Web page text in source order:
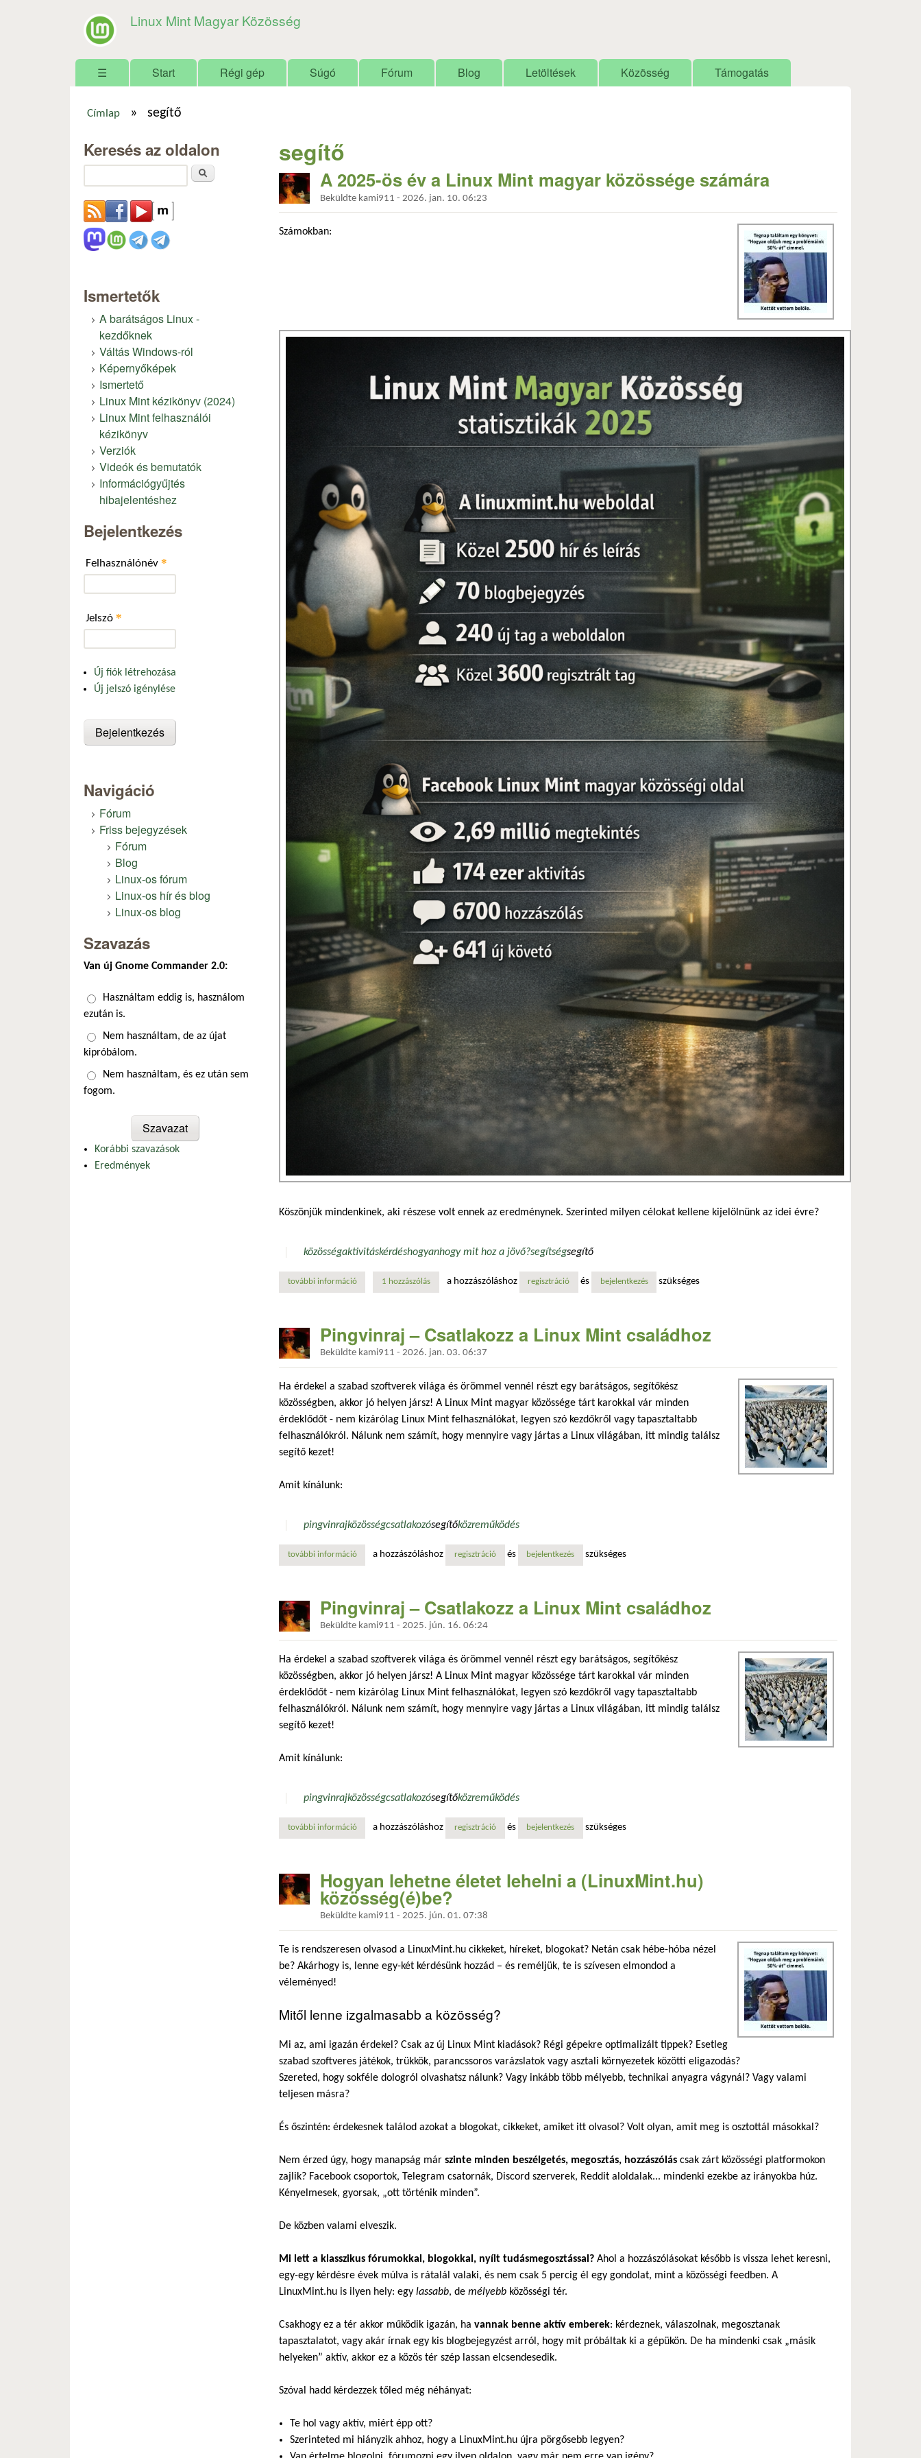
Linux Mint Magyar Közösség
Főmenü
☰ Start Régi gép Súgó Fórum Blog Letöltések Közösség Támogatás
Címlap » segítő
segítő
A 2025-ös év a Linux Mint magyar közössége számára
Beküldte kami911 - 2026. jan. 10. 06:23
Számokban:
Köszönjük mindenkinek, aki részese volt ennek az eredménynek. Szerinted milyen célokat kellene kijelölnünk az idei évre?
közösségaktivitáskérdéshogyanhogy mit hoz a jövő?segítségsegítő
további információa 2025-ös év a linux mint magyar közössége számára tartalommal kapcsolatosan
1 hozzászólás a hozzászóláshoz regisztráció és bejelentkezés szükséges
Pingvinraj – Csatlakozz a Linux Mint családhoz
Beküldte kami911 - 2026. jan. 03. 06:37
Ha érdekel a szabad szoftverek világa és örömmel vennél részt egy barátságos, segítőkész
közösségben, akkor jó helyen jársz! A Linux Mint magyar közössége tárt karokkal vár minden
érdeklődőt - nem kizárólag Linux Mint felhasználókat, legyen szó kezdőkről vagy tapasztaltabb
felhasználókról. Nálunk nem számít, hogy mennyire vagy jártas a Linux világában, itt mindig találsz
segítő kezet!
Amit kínálunk:
pingvinrajközösségcsatlakozósegítőközreműködés
további információpingvinraj – csatlakozz a linux mint családhoz tartalommal kapcsolatosan
a hozzászóláshoz regisztráció és bejelentkezés szükséges
Pingvinraj – Csatlakozz a Linux Mint családhoz
Beküldte kami911 - 2025. jún. 16. 06:24
Ha érdekel a szabad szoftverek világa és örömmel vennél részt egy barátságos, segítőkész
közösségben, akkor jó helyen jársz! A Linux Mint magyar közössége tárt karokkal vár minden
érdeklődőt - nem kizárólag Linux Mint felhasználókat, legyen szó kezdőkről vagy tapasztaltabb
felhasználókról. Nálunk nem számít, hogy mennyire vagy jártas a Linux világában, itt mindig találsz
segítő kezet!
Amit kínálunk:
pingvinrajközösségcsatlakozósegítőközreműködés
további információpingvinraj – csatlakozz a linux mint családhoz tartalommal kapcsolatosan
a hozzászóláshoz regisztráció és bejelentkezés szükséges
Hogyan lehetne életet lehelni a (LinuxMint.hu)
közösség(é)be?
Beküldte kami911 - 2025. jún. 01. 07:38
Te is rendszeresen olvasod a LinuxMint.hu cikkeket, híreket, blogokat? Netán csak hébe-hóba nézel
be? Akárhogy is, lenne egy-két kérdésünk hozzád – és reméljük, te is szívesen elmondod a
véleményed!
Mitől lenne izgalmasabb a közösség?
Mi az, ami igazán érdekel? Csak az új Linux Mint kiadások? Régi gépekre optimalizált tippek? Esetleg
szabad szoftveres játékok, trükkök, parancssoros varázslatok vagy asztali környezetek közötti eligazodás?
Szereted, hogy sokféle dologról olvashatsz nálunk? Vagy inkább több mélyebb, technikai anyagra vágynál? Vagy valami
teljesen másra?
És őszintén: érdekesnek találod azokat a blogokat, cikkeket, amiket itt olvasol? Volt olyan, amit meg is osztottál másokkal?
Nem érzed úgy, hogy manapság már szinte minden beszélgetés, megosztás, hozzászólás csak zárt közösségi platformokon
zajlik? Facebook csoportok, Telegram csatornák, Discord szerverek, Reddit aloldalak... mindenki ezekbe az irányokba húz.
Kényelmesek, gyorsak, „ott történik minden”.
De közben valami elveszik.
Mi lett a klasszikus fórumokkal, blogokkal, nyílt tudásmegosztással? Ahol a hozzászólásokat később is vissza lehet keresni,
egy-egy kérdésre évek múlva is rátalál valaki, és nem csak 5 percig él egy gondolat, mint a közösségi feedben. A
LinuxMint.hu is ilyen hely: egy lassabb, de mélyebb közösségi tér.
Csakhogy ez a tér akkor működik igazán, ha vannak benne aktív emberek: kérdeznek, válaszolnak, megosztanak
tapasztalatot, vagy akár írnak egy kis blogbejegyzést arról, hogy mit próbáltak ki a gépükön. De ha mindenki csak „másik
helyeken” aktív, akkor ez a közös tér szép lassan elcsendesedik.
Szóval hadd kérdezzek tőled még néhányat:
Te hol vagy aktív, miért épp ott?
Szerinteted mi hiányzik ahhoz, hogy a LinuxMint.hu újra pörgősebb legyen?
Keresés az oldalon
Ismertetők
A barátságos Linux -
kezdőknek
Váltás Windows-ról
Képernyőképek
Ismertető
Linux Mint kézikönyv (2024)
Linux Mint felhasználói
kézikönyv
Verziók
Videók és bemutatók
Információgyűjtés
hibajelentéshez
Bejelentkezés
Felhasználónév *
Jelszó *
Új fiók létrehozása
Új jelszó igénylése
Navigáció
Fórum
Friss bejegyzések
Fórum
Blog
Linux-os fórum
Linux-os hír és blog
Linux-os blog
Szavazás
Van új Gnome Commander 2.0:
Választások
Használtam eddig is, használom
ezután is.
Nem használtam, de az újat
kipróbálom.
Nem használtam, és ez után sem
fogom.
Korábbi szavazások
Eredmények